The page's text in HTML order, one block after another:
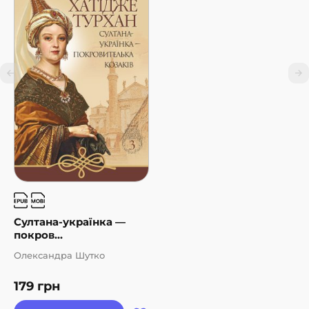
Султана-українка —
покров...
179 грн
Олександра Шутко